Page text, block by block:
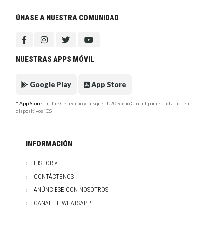
ÚNASE A NUESTRA COMUNIDAD
NUESTRAS APPS MÓVIL
Google Play App Store
* App Store- Instale CeluRadio y busque LU20 Radio Chubut para escucharnos en
dispositivos iOS
INFORMACIÓN
HISTORIA
CONTÁCTENOS
ANÚNCIESE CON NOSOTROS
CANAL DE WHATSAPP